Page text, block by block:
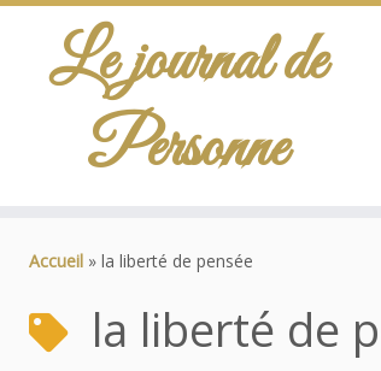
Le journal de
Personne
Accueil » la liberté de pensée
la liberté de